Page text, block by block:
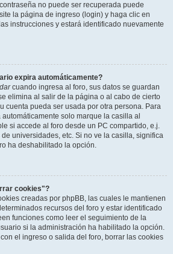
no puede ser recuperada puede
la página de ingreso (login) y haga clic en
instrucciones y estará identificado nuevamente
expira automáticamente?
cuando ingresa al foro, sus datos se guardan
elimina al salir de la página o al cabo de cierto
cuenta pueda ser usada por otra persona. Para
solo marque la casilla al
si accede al foro desde un PC compartido, e.j.
universidades, etc. Si no ve la casilla, significa
ha deshabilitado la opción.
cookies"?
creadas por phpBB, las cuales le mantienen
recursos del foro y estar identificado
funciones como leer el seguimiento de la
si la administración ha habilitado la opción.
el ingreso o salida del foro, borrar las cookies